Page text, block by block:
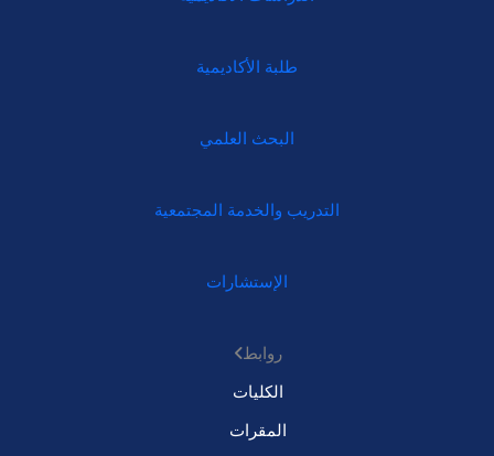
طلبة الأكاديمية
البحث العلمي
التدريب والخدمة المجتمعية
الإستشارات
روابط
الكليات
المقرات